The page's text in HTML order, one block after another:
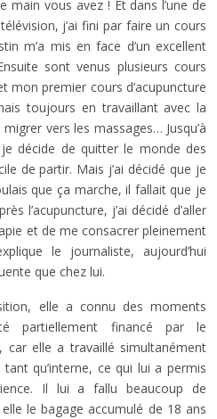
main vous avez ! Et dans l’une de
j’ai fini par faire un cours
m’a mis en face d’un excellent
sont venus plusieurs cours
mon premier cours d’acupuncture
toujours en travaillant avec la
vers les massages… Jusqu’à
décide de quitter le monde des
de partir. Mais j’ai décidé que je
que ça marche, il fallait que je
l’acupuncture, j’ai décidé d’aller
et de me consacrer pleinement
le journaliste, aujourd’hui
que chez lui.
elle a connu des moments
partiellement financé par le
car elle a travaillé simultanément
qu’interne, ce qui lui a permis
Il lui a fallu beaucoup de
le bagage accumulé de 18 ans